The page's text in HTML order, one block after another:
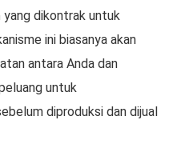
yang dikontrak untuk
ini biasanya akan
antara Anda dan
untuk
diproduksi dan dijual